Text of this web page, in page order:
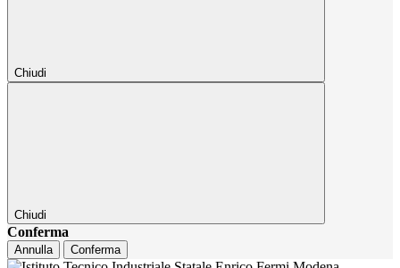
Chiudi
Chiudi
Conferma
Annulla Conferma